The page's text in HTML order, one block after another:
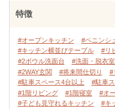
特徴
#オープンキッチン #ペニンシ
#キッチン横並びテーブル
#リ
#2ボウル洗面台
#洗面・脱衣
#2WAY玄関
#将来間仕切り #
#駐車スペース4台以上
#駐車
#1階リビング
#1階寝室 #オ
#子ども見守れるキッチン
#キ